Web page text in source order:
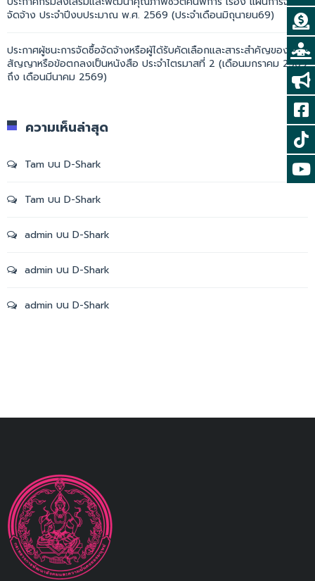
จัดจ้าง ประจำปีงบประมาณ พ.ศ. 2569 (ประจำเดือนมิถุนายน69)
ประกาศผู้ชนะการจัดซื้อจัดจ้างหรือผู้ได้รับคัดเลือกและสาระสำคัญของ
สัญญาหรือข้อตกลงเป็นหนังสือ ประจำไตรมาสที่ 2 (เดือนมกราคม 2569
ถึง เดือนมีนาคม 2569)
ความเห็นล่าสุด
Tam บน D-Shark
Tam บน D-Shark
admin บน D-Shark
admin บน D-Shark
admin บน D-Shark